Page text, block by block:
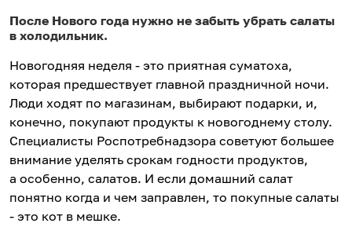
После Нового года нужно не забыть убрать салаты
в холодильник.
Новогодняя неделя - это приятная суматоха,
которая предшествует главной праздничной ночи.
Люди ходят по магазинам, выбирают подарки, и,
конечно, покупают продукты к новогоднему столу.
Специалисты Роспотребнадзора советуют большее
внимание уделять срокам годности продуктов,
а особенно, салатов. И если домашний салат
понятно когда и чем заправлен, то покупные салаты
- это кот в мешке.